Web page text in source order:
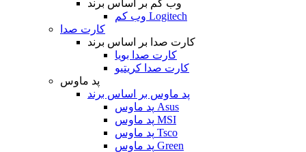
وب کم بر اساس برند
وب کم Logitech
کارت صدا
کارت صدا بر اساس برند
کارت صدا بویا
کارت صدا کریتیو
پد ماوس
پد ماوس بر اساس برند
پد ماوس Asus
پد ماوس MSI
پد ماوس Tsco
پد ماوس Green